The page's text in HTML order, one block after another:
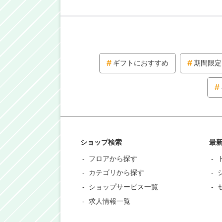
ギフトにおすすめ 期間限定
ショップ検索
フロアから探す
カテゴリから探す
ショップサービス一覧
求人情報一覧
最